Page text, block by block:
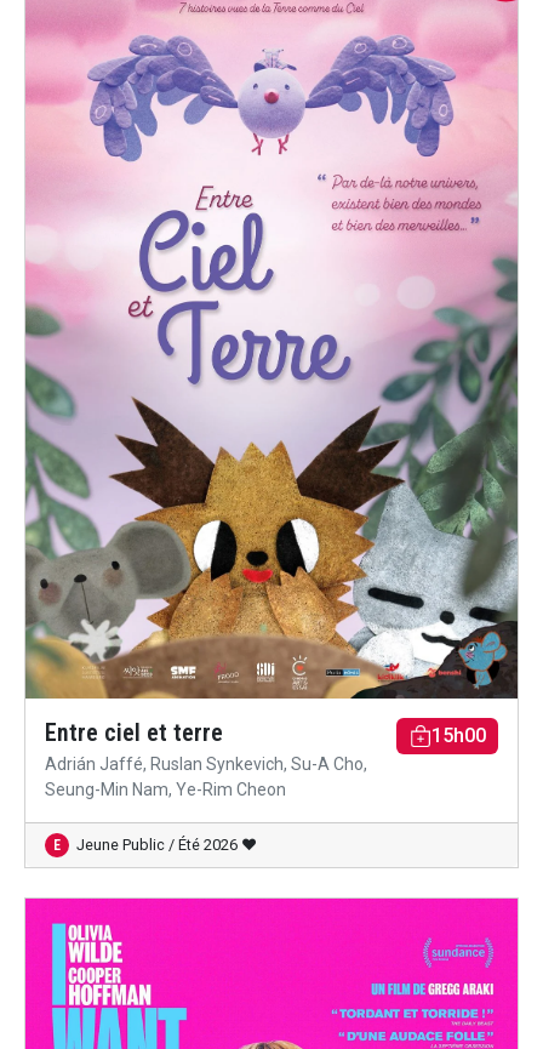
Entre ciel et terre
Adrián Jaffé, Ruslan Synkevich, Su-A Cho,
Seung-Min Nam, Ye-Rim Cheon
15h00
E Jeune Public / Été 2026 ♥